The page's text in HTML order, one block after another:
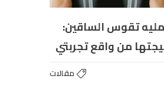
تقوس الساقين:
من واقع تجربتي
مقالات